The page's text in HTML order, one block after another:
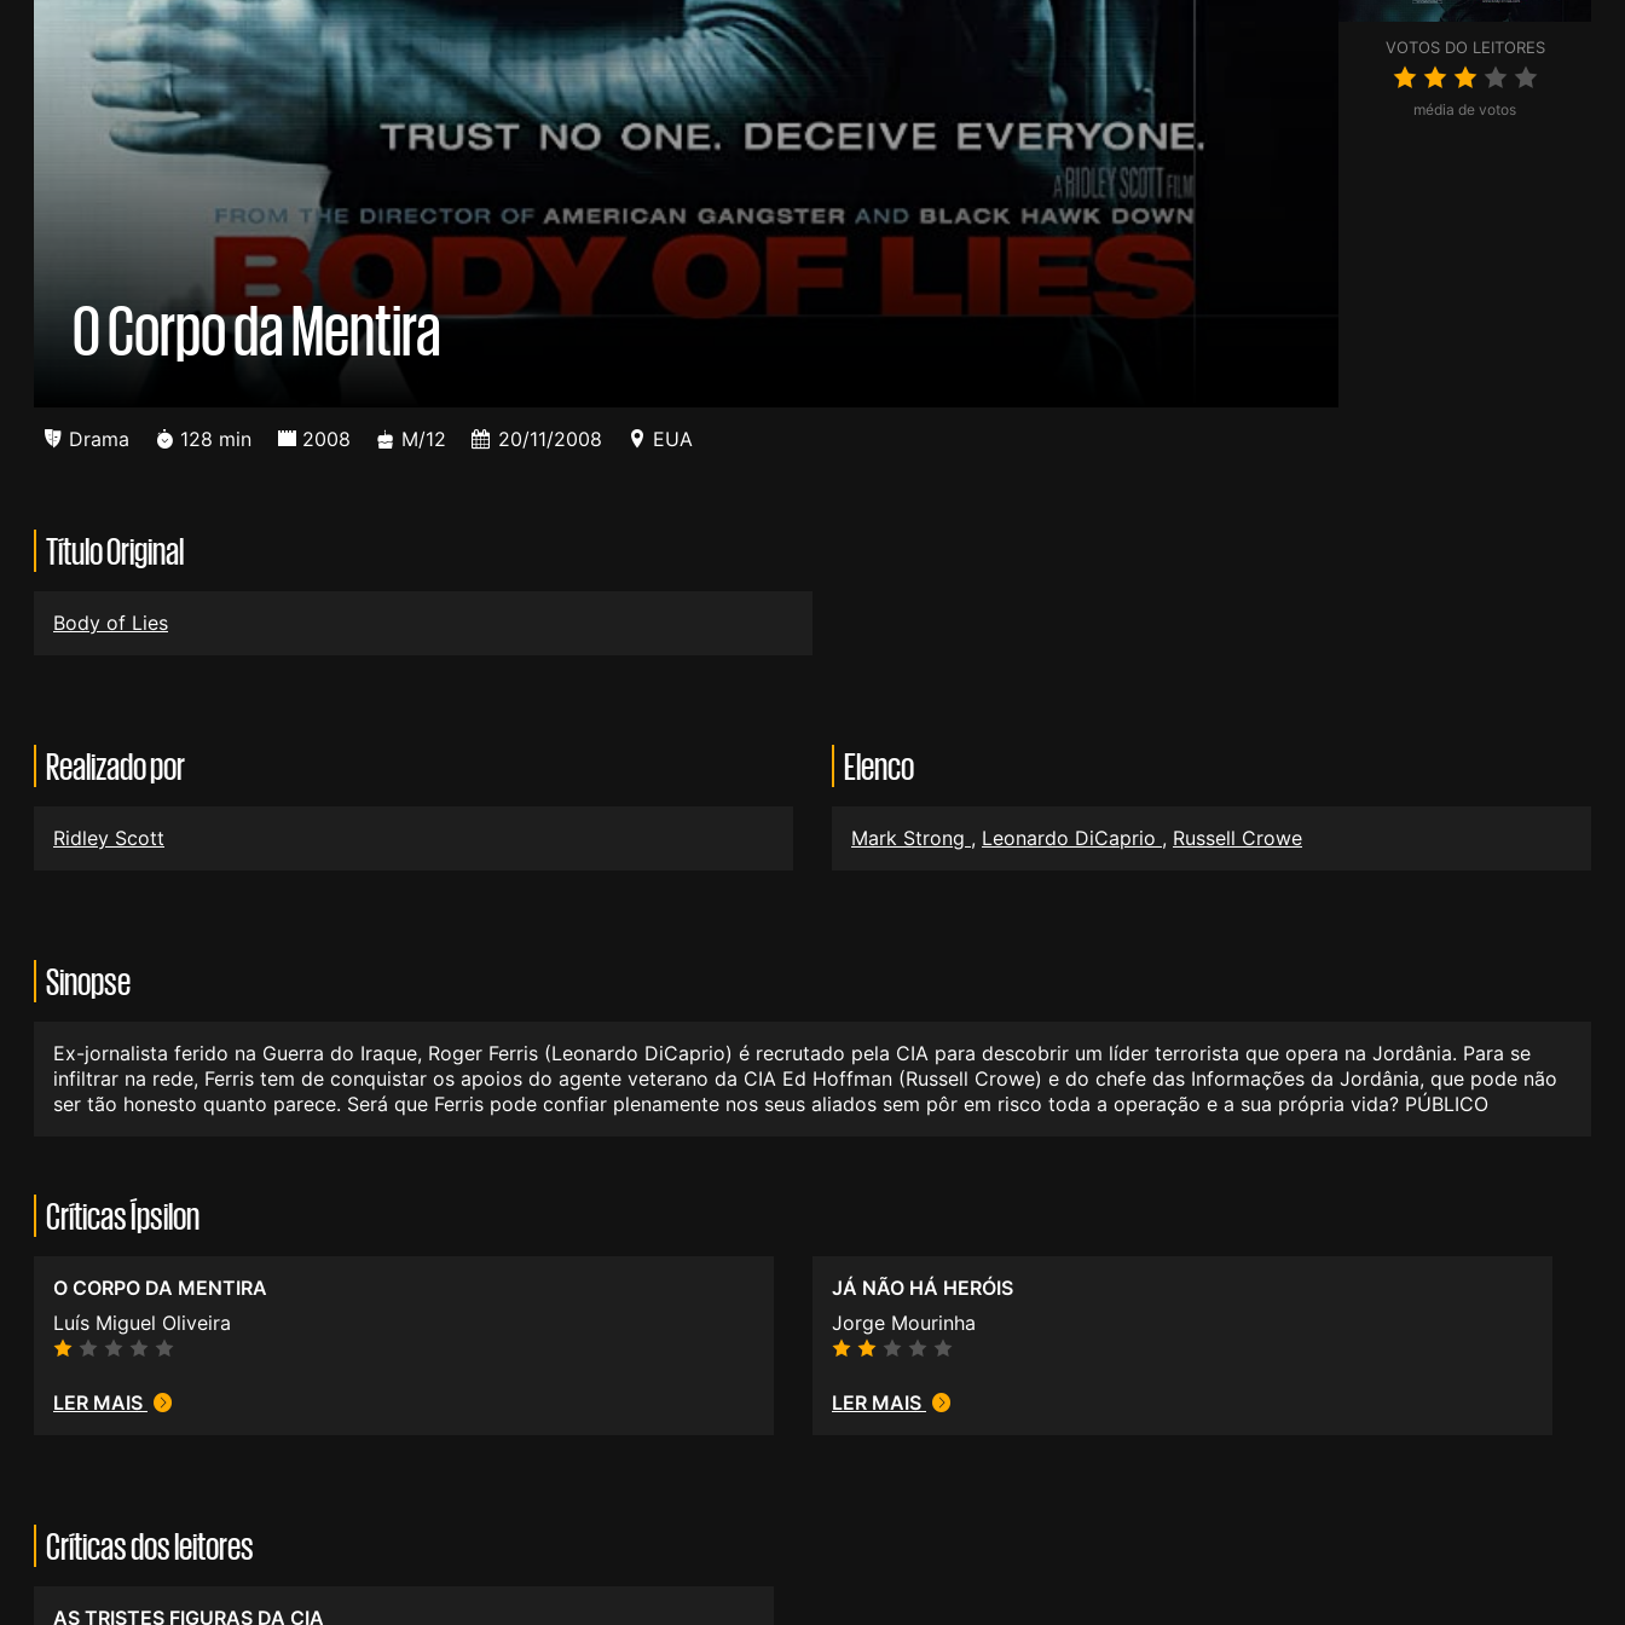
O Corpo da Mentira
VOTOS DO LEITORES
média de votos
Drama 128 min 2008 M/12 20/11/2008 EUA
Título Original
Body of Lies
Realizado por
Ridley Scott
Elenco
Mark Strong , Leonardo DiCaprio , Russell Crowe
Sinopse
Ex-jornalista ferido na Guerra do Iraque, Roger Ferris (Leonardo DiCaprio) é recrutado pela CIA para descobrir um líder terrorista que opera na Jordânia. Para se
infiltrar na rede, Ferris tem de conquistar os apoios do agente veterano da CIA Ed Hoffman (Russell Crowe) e do chefe das Informações da Jordânia, que pode não
ser tão honesto quanto parece. Será que Ferris pode confiar plenamente nos seus aliados sem pôr em risco toda a operação e a sua própria vida? PÚBLICO
Críticas Ípsilon
O CORPO DA MENTIRA
Luís Miguel Oliveira
LER MAIS
JÁ NÃO HÁ HERÓIS
Jorge Mourinha
LER MAIS
Críticas dos leitores
AS TRISTES FIGURAS DA CIA